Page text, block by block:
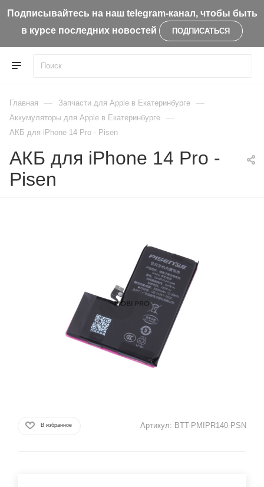
Подписывайтесь на наш telegram-канал, чтобы быть
в курсе последних новостей
ПОДПИСАТЬСЯ
Главная — Запчасти для Apple в Екатеринбурге —
Aккумуляторы для Apple в Екатеринбурге —
АКБ для iPhone 14 Pro - Pisen
АКБ для iPhone 14 Pro -
Pisen
В избранное Артикул: BTT-PMIPR140-PSN